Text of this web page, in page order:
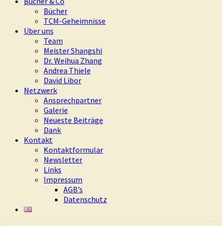
Bücher
TCM-Geheimnisse
Über uns
Team
Meister Shangshi
Dr. Weihua Zhang
Andrea Thiele
David Libor
Netzwerk
Ansprechpartner
Galerie
Neueste Beiträge
Dank
Kontakt
Kontaktformular
Newsletter
Links
Impressum
AGB’s
Datenschutz